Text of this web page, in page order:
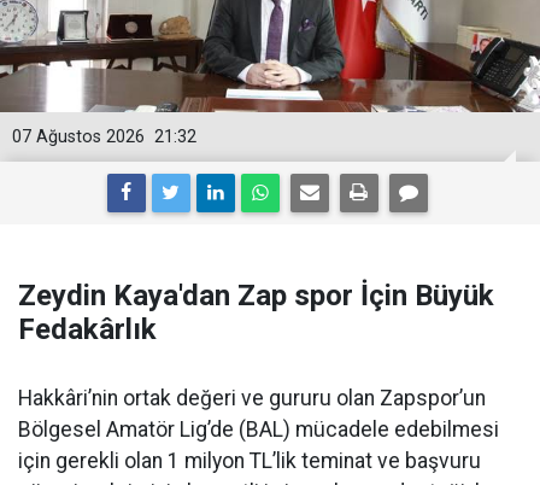
21:32
07 Ağustos 2026
Zeydin Kaya'dan Zap spor İçin Büyük
Fedakârlık
Hakkâri’nin ortak değeri ve gururu olan Zapspor’un
Bölgesel Amatör Lig’de (BAL) mücadele edebilmesi
için gerekli olan 1 milyon TL’lik teminat ve başvuru